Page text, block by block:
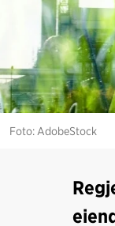
Foto: AdobeStock